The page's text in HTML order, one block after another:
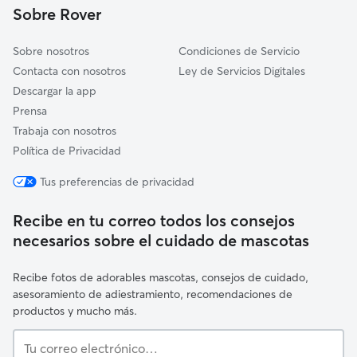
Argençola
Sobre Rover
Sobre nosotros
Contacta con nosotros
Descargar la app
Prensa
Trabaja con nosotros
Política de Privacidad
Condiciones de Servicio
Ley de Servicios Digitales
Tus preferencias de privacidad
Recibe en tu correo todos los consejos
necesarios sobre el cuidado de mascotas
Recibe fotos de adorables mascotas, consejos de cuidado,
asesoramiento de adiestramiento, recomendaciones de
productos y mucho más.